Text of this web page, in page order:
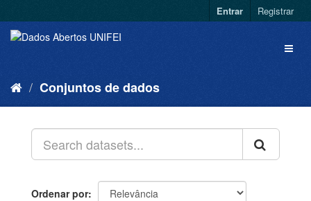
Entrar Registrar
Conjuntos de dados
Ordenar por